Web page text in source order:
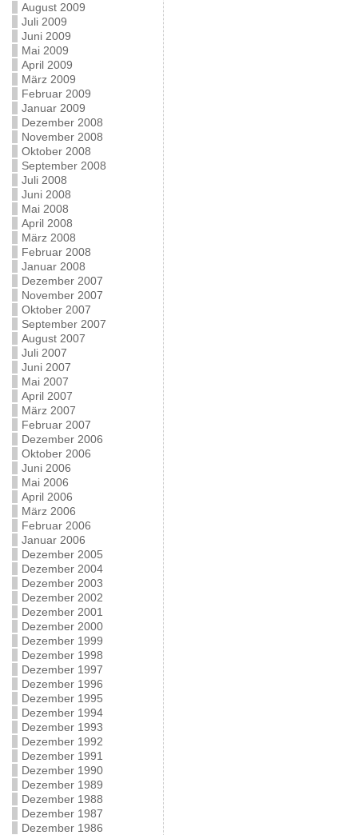
August 2009
Juli 2009
Juni 2009
Mai 2009
April 2009
März 2009
Februar 2009
Januar 2009
Dezember 2008
November 2008
Oktober 2008
September 2008
Juli 2008
Juni 2008
Mai 2008
April 2008
März 2008
Februar 2008
Januar 2008
Dezember 2007
November 2007
Oktober 2007
September 2007
August 2007
Juli 2007
Juni 2007
Mai 2007
April 2007
März 2007
Februar 2007
Dezember 2006
Oktober 2006
Juni 2006
Mai 2006
April 2006
März 2006
Februar 2006
Januar 2006
Dezember 2005
Dezember 2004
Dezember 2003
Dezember 2002
Dezember 2001
Dezember 2000
Dezember 1999
Dezember 1998
Dezember 1997
Dezember 1996
Dezember 1995
Dezember 1994
Dezember 1993
Dezember 1992
Dezember 1991
Dezember 1990
Dezember 1989
Dezember 1988
Dezember 1987
Dezember 1986